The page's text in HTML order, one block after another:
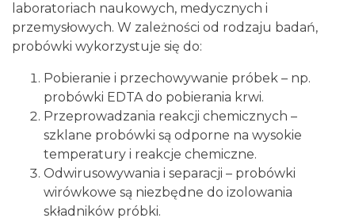
laboratoriach naukowych, medycznych i
przemysłowych. W zależności od rodzaju badań,
probówki wykorzystuje się do:
Pobieranie i przechowywanie próbek – np.
probówki EDTA do pobierania krwi.
Przeprowadzania reakcji chemicznych –
szklane probówki są odporne na wysokie
temperatury i reakcje chemiczne.
Odwirusowywania i separacji – probówki
wirówkowe są niezbędne do izolowania
składników próbki.